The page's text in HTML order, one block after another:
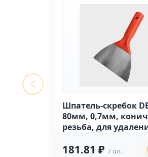
Шпатель-скребок
80мм, 0,7мм,
резьба, для
краски (34шт./
181.81 ₽ / шт.